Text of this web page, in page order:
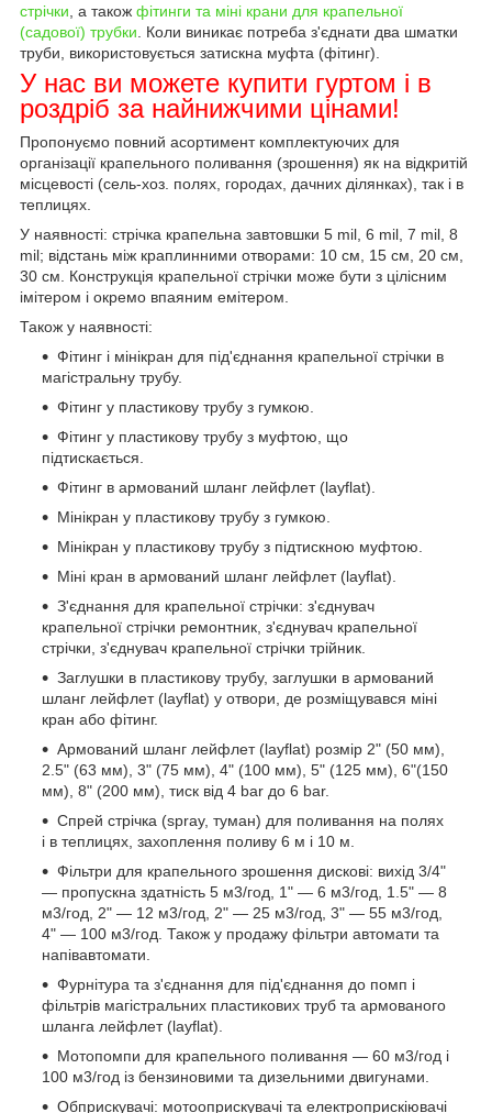
стрічки , а також фітинги та міні крани для крапельної
(садової) трубки . Коли виникає потреба з'єднати два шматки
труби, використовується затискна муфта (фітинг).
У нас ви можете купити гуртом і в
роздріб за найнижчими цінами!
Пропонуємо повний асортимент комплектуючих для
організації крапельного поливання (зрошення) як на відкритій
місцевості (сель-хоз. полях, городах, дачних ділянках), так і в
теплицях.
У наявності: стрічка крапельна завтовшки 5 mil, 6 mil, 7 mil, 8
mil; відстань між краплинними отворами: 10 см, 15 см, 20 см,
30 см. Конструкція крапельної стрічки може бути з цілісним
імітером і окремо впаяним емітером.
Також у наявності:
Фітинг і мінікран для під'єднання крапельної стрічки в
магістральну трубу.
Фітинг у пластикову трубу з гумкою.
Фітинг у пластикову трубу з муфтою, що
підтискається.
Фітинг в армований шланг лейфлет (layflat).
Мінікран у пластикову трубу з гумкою.
Мінікран у пластикову трубу з підтискною муфтою.
Міні кран в армований шланг лейфлет (layflat).
З'єднання для крапельної стрічки: з'єднувач
крапельної стрічки ремонтник, з'єднувач крапельної
стрічки, з'єднувач крапельної стрічки трійник.
Заглушки в пластикову трубу, заглушки в армований
шланг лейфлет (layflat) у отвори, де розміщувався міні
кран або фітинг.
Армований шланг лейфлет (layflat) розмір 2" (50 мм),
2.5" (63 мм), 3" (75 мм), 4" (100 мм), 5" (125 мм), 6"(150
мм), 8" (200 мм), тиск від 4 bar до 6 bar.
Спрей стрічка (spray, туман) для поливання на полях
і в теплицях, захоплення поливу 6 м і 10 м.
Фільтри для крапельного зрошення дискові: вихід 3/4"
— пропускна здатність 5 м3/год, 1" — 6 м3/год, 1.5" — 8
м3/год, 2" — 12 м3/год, 2" — 25 м3/год, 3" — 55 м3/год,
4" — 100 м3/год. Також у продажу фільтри автомати та
напівавтомати.
Фурнітура та з'єднання для під'єднання до помп і
фільтрів магістральних пластикових труб та армованого
шланга лейфлет (layflat).
Мотопомпи для крапельного поливання — 60 м3/год і
100 м3/год із бензиновими та дизельними двигунами.
Обприскувачі: мотооприскувачі та електроприскіювачі